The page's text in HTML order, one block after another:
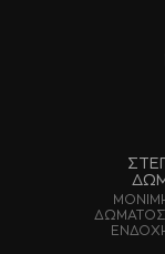
ΔΩΜΑΤΟΣ